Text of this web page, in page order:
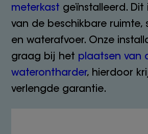
meterkast geïnstalleerd. Dit
van de beschikbare
en waterafvoer. Onze
graag bij het plaatsen van
waterontharder, hierdoor
verlengde garantie.